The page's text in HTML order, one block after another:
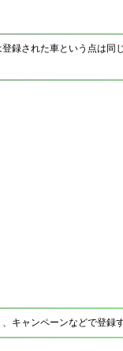
録された車という点は
キャンペーンなどで登録